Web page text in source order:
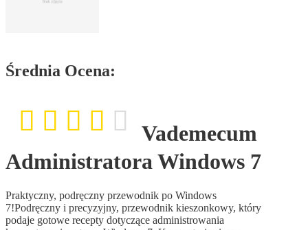
Średnia Ocena:
Vademecum
Administratora Windows 7
Praktyczny, podręczny przewodnik po Windows
7!Podręczny i precyzyjny, przewodnik kieszonkowy, który
podaje gotowe recepty dotyczące administrowania